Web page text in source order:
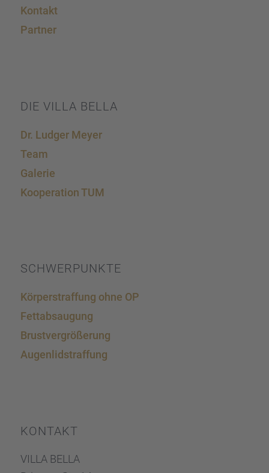
Kontakt
Partner
DIE VILLA BELLA
Dr. Ludger Meyer
Team
Galerie
Koope­ra­tion TUM
SCHWER­PUNKTE
Körper­straf­fung ohne OP
Fettab­sau­gung
Brust­ver­grö­ße­rung
Augen­lid­s­traf­fung
KONTAKT
VILLA BELLA